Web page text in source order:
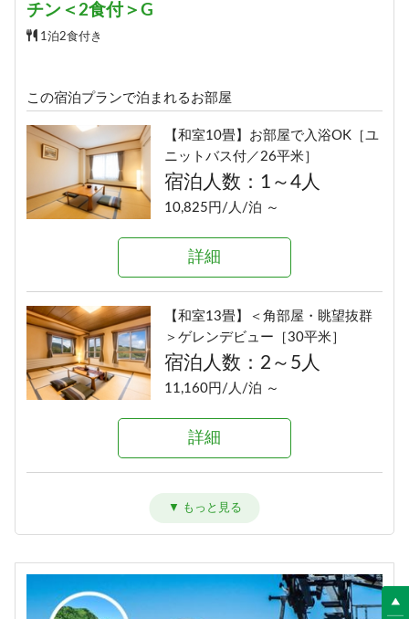
■和洋室■三世代旅行にオススメ
［洗い場付バス／36平米］
宿泊人数：2～5人
12,160円/人/泊 ～
詳細
■デラックス和洋室■ゲレンデビュ
ー［洗い場付バス／54平米］
宿泊人数：2～6人
12,520円/人/泊 ～
詳細
チン＜2食付＞G
1泊2食付き
この宿泊プランで泊まれるお部屋
【和室10畳】お部屋で入浴OK［ユ
ニットバス付／26平米］
宿泊人数：1～4人
10,825円/人/泊 ～
詳細
【和室13畳】＜角部屋・眺望抜群
＞ゲレンデビュー［30平米］
宿泊人数：2～5人
11,160円/人/泊 ～
詳細